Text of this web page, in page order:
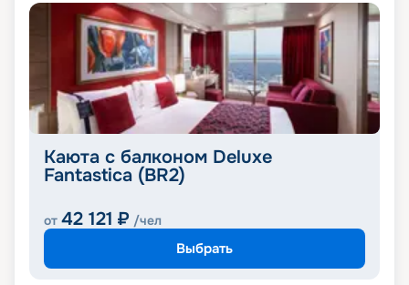
Каюта с балконом Deluxe
Fantastica (BR2)
от 42 121 ₽ /чел
Выбрать